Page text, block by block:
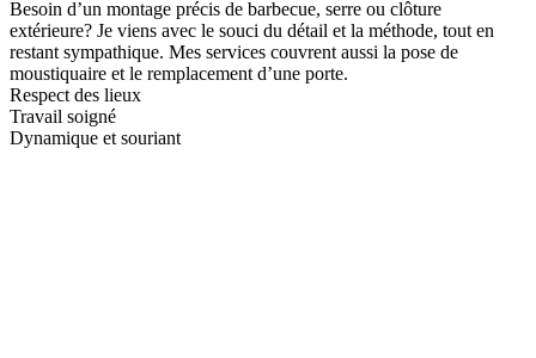
Besoin d’un montage précis de barbecue, serre ou clôture
extérieure? Je viens avec le souci du détail et la méthode, tout en
restant sympathique. Mes services couvrent aussi la pose de
moustiquaire et le remplacement d’une porte.
Respect des lieux
Travail soigné
Dynamique et souriant